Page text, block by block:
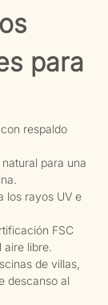
para
respaldo
para una
los rayos UV e
FSC
aire libre.
de villas,
descanso al